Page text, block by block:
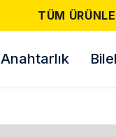
TÜM
Anahtarlık